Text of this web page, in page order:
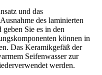
und das
des laminierten
Sie es in den
können in
Das Keramikgefäß der
Seifenwasser zur
werden.